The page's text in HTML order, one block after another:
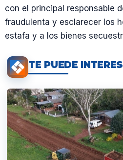
con el principal responsable
fraudulenta y esclarecer los
estafa y a los bienes
TE PUEDE